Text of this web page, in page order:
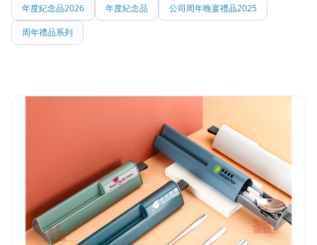
年度紀念品2026
年度紀念品
公司周年晚宴禮品2025
周年禮品系列